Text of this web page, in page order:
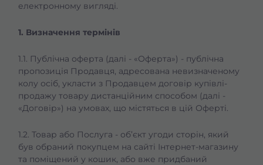
електронному вигляді.
1. Визначення термінів
1.1. Публічна оферта (далі - «Оферта») - публічна
пропозиція Продавця, адресована невизначеному
колу осіб, укласти з Продавцем договір купівлі-
продажу товару дистанційним способом (далі -
«Договір») на умовах, що містяться в цій Оферті.
1.2. Товар або Послуга - об’єкт угоди сторін, який
був обраний покупцем на сайті Інтернет-магазину
та поміщений у кошик, або вже придбаний